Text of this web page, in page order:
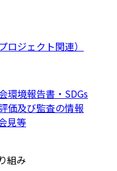
ロジェクト関連）
環境報告書・SDGs
価及び監査の情報
見等
組み